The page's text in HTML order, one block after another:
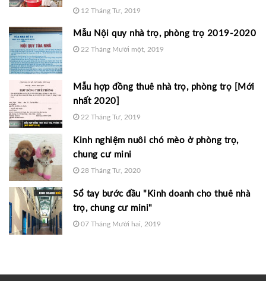
12 Tháng Tư, 2019
Mẫu Nội quy nhà trọ, phòng trọ 2019-2020
22 Tháng Mười một, 2019
Mẫu hợp đồng thuê nhà trọ, phòng trọ [Mới
nhất 2020]
22 Tháng Tư, 2019
Kinh nghiệm nuôi chó mèo ở phòng trọ,
chung cư mini
28 Tháng Tư, 2020
Sổ tay bước đầu "Kinh doanh cho thuê nhà
trọ, chung cư mini"
07 Tháng Mười hai, 2019